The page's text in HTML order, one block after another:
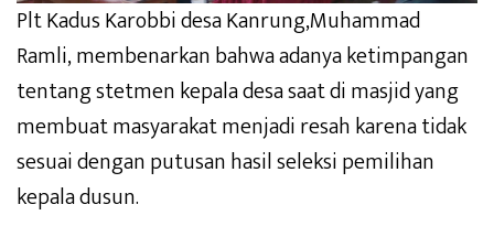
Plt Kadus Karobbi desa Kanrung,Muhammad
Ramli, membenarkan bahwa adanya ketimpangan
tentang stetmen kepala desa saat di masjid yang
membuat masyarakat menjadi resah karena tidak
sesuai dengan putusan hasil seleksi pemilihan
kepala dusun.